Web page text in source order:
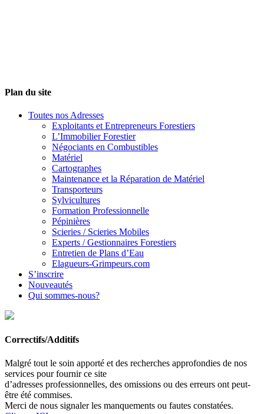
Plan du site
Toutes nos Adresses
Exploitants et Entrepreneurs Forestiers
L’Immobilier Forestier
Négociants en Combustibles
Matériel
Cartographes
Maintenance et la Réparation de Matériel
Transporteurs
Sylvicultures
Formation Professionnelle
Pépinières
Scieries / Scieries Mobiles
Experts / Gestionnaires Forestiers
Entretien de Plans d’Eau
Elagueurs-Grimpeurs.com
S’inscrire
Nouveautés
Qui sommes-nous?
Correctifs/Additifs
Malgré tout le soin apporté et des recherches approfondies de nos
services pour fournir ce site
d’adresses professionnelles, des omissions ou des erreurs ont peut-
être été commises.
Merci de nous signaler les manquements ou fautes constatées.